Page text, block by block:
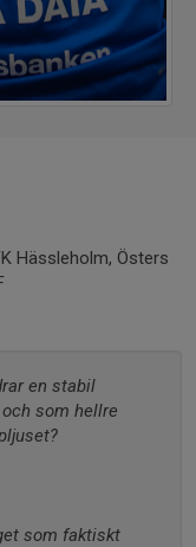
Hässleholm, Östers
en stabil
som hellre
som faktiskt